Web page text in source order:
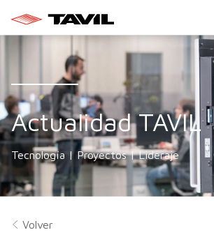
Actualidad TAVIL
Tecnología | Proyectos | Lideraje
Volver